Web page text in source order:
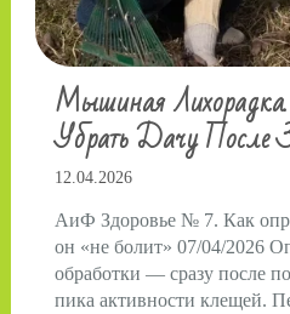
Мышиная
Убрать Дачу После
12.04.2026
АиФ Здоровье № 7. Как
он «не болит» 07/04/2026
обработки — сразу после
пика активности клещей.